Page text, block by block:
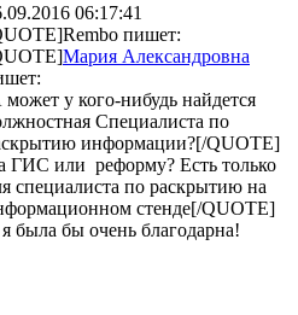
06:17:41
Rembo пишет:
Мария Александровна
может у кого-нибудь найдется
Специалиста по
информации?[/QUOTE]
ГИС или реформу? Есть только
специалиста по раскрытию на
стенде[/QUOTE]
была бы очень благодарна!